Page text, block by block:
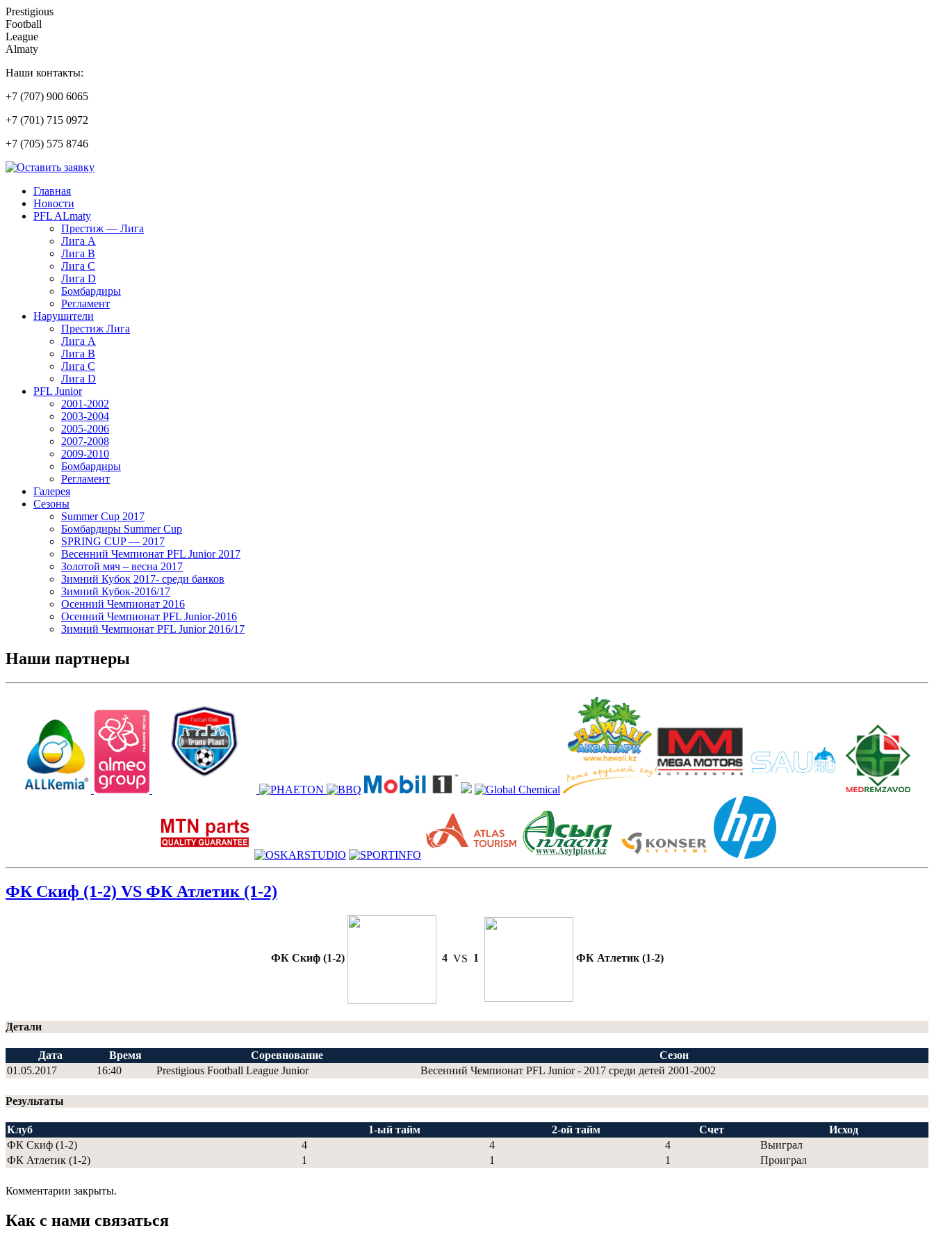
Prestigious
Football
League
Almaty
Наши контакты:
+7 (707) 900 6065
+7 (701) 715 0972
+7 (705) 575 8746
Главная
Новости
PFL ALmaty
Престиж — Лига
Лига А
Лига В
Лига С
Лига D
Бомбардиры
Регламент
Нарушители
Престиж Лига
Лига А
Лига В
Лига С
Лига D
PFL Junior
2001-2002
2003-2004
2005-2006
2007-2008
2009-2010
Бомбардиры
Регламент
Галерея
Сезоны
Summer Cup 2017
Бомбардиры Summer Cup
SPRING CUP — 2017
Весенний Чемпионат PFL Junior 2017
Золотой мяч – весна 2017
Зимний Кубок 2017- среди банков
Зимний Кубок-2016/17
Осенний Чемпионат 2016
Осенний Чемпионат PFL Junior-2016
Зимний Чемпионат PFL Junior 2016/17
Наши партнеры
ФК Скиф (1-2) VS ФК Атлетик (1-2)
ФК Скиф (1-2) 4 VS 1 ФК Атлетик (1-2)
Детали
Дата Время Соревнование
Сезон
01.05.2017
16:40 Prestigious Football League Junior Весенний Чемпионат PFL Junior - 2017 среди детей 2001-2002
Результаты
Клуб 1-ый тайм 2-ой тайм Счет
Исход
ФК Скиф (1-2)
4 4 4
Выиграл
ФК Атлетик (1-2)
1 1 1 Проиграл
Комментарии закрыты.
Как с нами связаться